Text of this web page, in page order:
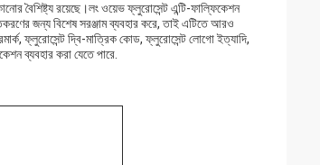
বৈশিষ্ট্য রয়েছে।লং ওয়েভ ফ্লুরোসেন্ট এন্টি-ফাল্ফিকেশন
জন্য বিশেষ সরঞ্জাম ব্যবহার করে, তাই এটিতে আরও
ফ্লুরোসেন্ট দ্বি-মাত্রিক কোড, ফ্লুরোসেন্ট লোগো ইত্যাদি,
ব্যবহার করা যেতে পারে.